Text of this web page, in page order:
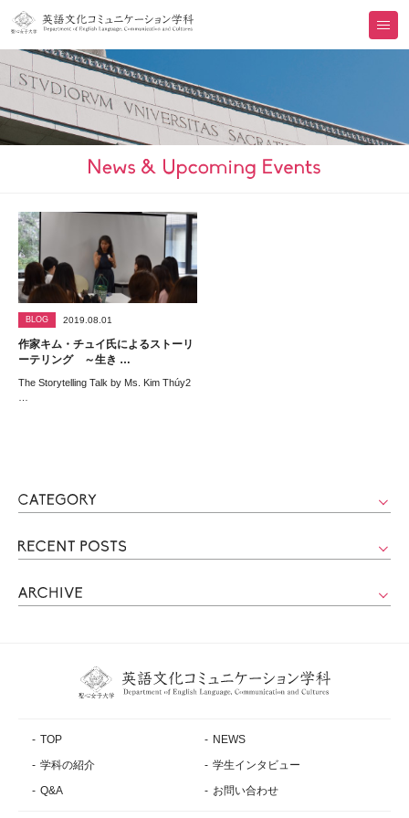
BLOG 2019.08.01
作家キム・チュイ氏によるストーリ
ーテリング ～生き …
The Storytelling Talk by Ms. Kim Thúy2
TOP
NEWS
学科の紹介
学生インタビュー
Q&A
お問い合わせ